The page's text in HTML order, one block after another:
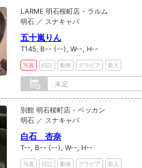
LARME 明石桜町店 - ラルム
明石 ／ スナキャバ
五十嵐りん
T145, B-- (--), W--, H--
写真 日記 動画 グラビア 新人
未定
別館 明石桜町店 - ベッカン
明石 ／ スナキャバ
白石 杏奈
T--, B-- (--), W--, H--
写真 日記 動画 グラビア 新人